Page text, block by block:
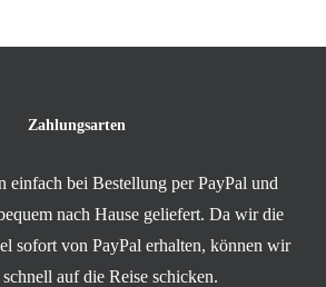
Zahlungsarten
einfach bei Bestellung per PayPal und
nach Hause geliefert. Da wir die
sofort von PayPal erhalten, können wir
auf die Reise schicken.